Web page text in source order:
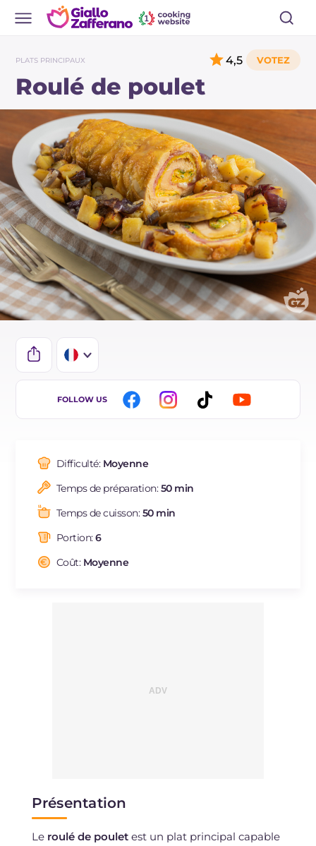
PLATS PRINCIPAUX
Roulé de poulet
4,5
IT
ES
BR
NL
FOLLOW US
Difficulté: Moyenne
Temps de préparation:50 min
Temps de cuisson:50 min
Portion:6
Coût: Moyenne
Présentation
Le roulé de pouletest un plat principal capable